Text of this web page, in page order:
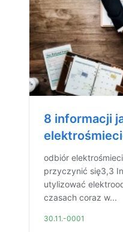
8 informacji
odbiór
przyczynić się3,3
utylizować
czasach coraz w...
30.11.-0001